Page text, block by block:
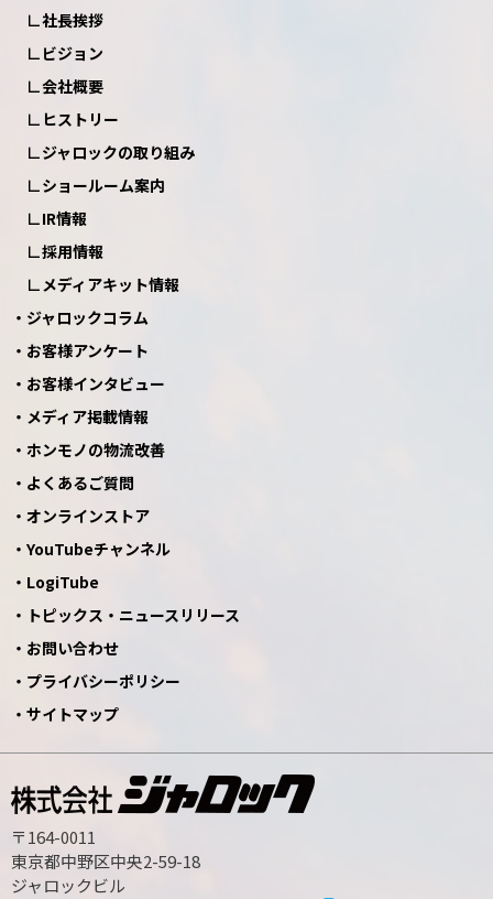
社長挨拶
ビジョン
会社概要
ヒストリー
ジャロックの取り組み
ショールーム案内
IR情報
採用情報
メディアキット情報
ジャロックコラム
お客様アンケート
お客様インタビュー
メディア掲載情報
ホンモノの物流改善
よくあるご質問
オンラインストア
YouTubeチャンネル
LogiTube
トピックス・ニュースリリース
お問い合わせ
プライバシーポリシー
サイトマップ
〒164-0011
東京都中野区中央2-59-18
ジャロックビル